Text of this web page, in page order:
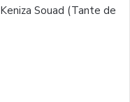
Souad (Tante de